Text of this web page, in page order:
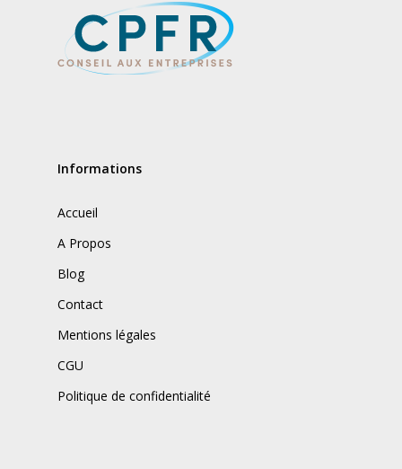
Informations
Accueil
A Propos
Blog
Contact
Mentions légales
CGU
Politique de confidentialité